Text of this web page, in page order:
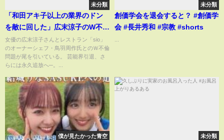
未分類
「和田アキ子以上の業界のドン
を敵に回した」広末涼子のW不倫
で鳥羽周作ともども芸能界永久
追放か！？「キャンドルさん会
見は余計だった」専門家が語っ
女優の広末涼子さんとレストラン「sio」
のオーナーシェフ・鳥羽周作氏とのＷ不倫
問題が尾を引いている。 芸能界引退、さ
らには永久追放へ─。...
未分類
創価学会を退会すると？ #創価学
会 #長井秀和 #宗教 #shorts
僕が見たかった青空 未分類